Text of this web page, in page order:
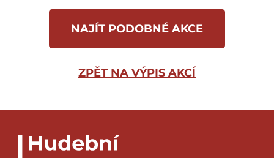
NAJÍT PODOBNÉ AKCE
ZPĚT NA VÝPIS AKCÍ